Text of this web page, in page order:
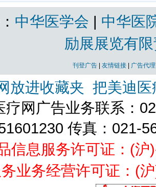
中华医学会 | 中华医
励展展览有
刊登广告 友情链接 广告代
放进收藏夹 把美迪
疗网广告业务联系：
传真：021-
信息服务许可证：(
业务经营许可证：(